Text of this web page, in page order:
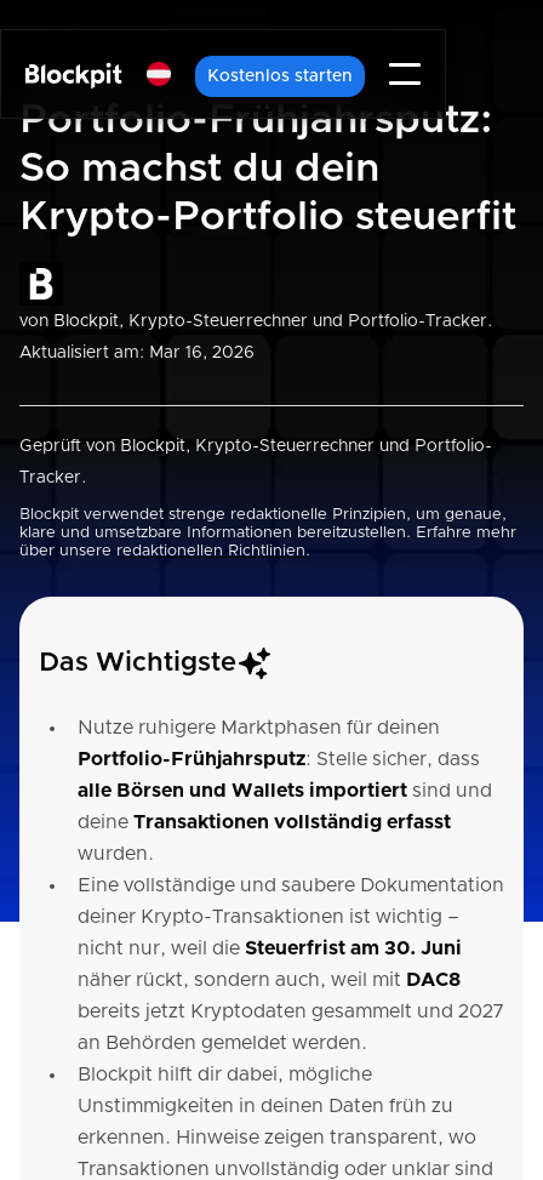
Kostenlos starten
Portfolio-Frühjahrsputz:
So machst du dein
Krypto-Portfolio steuerfit
von Blockpit, Krypto-Steuerrechner und Portfolio-Tracker.
Aktualisiert am: Mar 16, 2026
Geprüft von Blockpit, Krypto-Steuerrechner und Portfolio-
Tracker.
Blockpit verwendet strenge redaktionelle Prinzipien, um genaue,
klare und umsetzbare Informationen bereitzustellen. Erfahre mehr
über unsere redaktionellen Richtlinien.
Das Wichtigste
Nutze ruhigere Marktphasen für deinen
Portfolio-Frühjahrsputz: Stelle sicher, dass
alle Börsen und Wallets importiert sind und
deine Transaktionen vollständig erfasst
wurden.
Eine vollständige und saubere Dokumentation
deiner Krypto-Transaktionen ist wichtig –
nicht nur, weil die Steuerfrist am 30. Juni
näher rückt, sondern auch, weil mit DAC8
bereits jetzt Kryptodaten gesammelt und 2027
an Behörden gemeldet werden.
Blockpit hilft dir dabei, mögliche
Unstimmigkeiten in deinen Daten früh zu
erkennen. Hinweise zeigen transparent, wo
Transaktionen unvollständig oder unklar sind